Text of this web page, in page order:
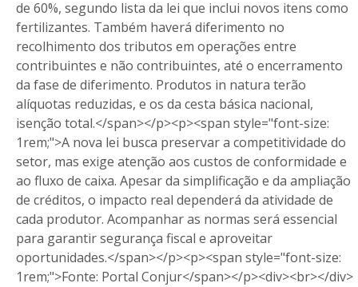
de 60%, segundo lista da lei que inclui novos itens como
fertilizantes. Também haverá diferimento no
recolhimento dos tributos em operações entre
contribuintes e não contribuintes, até o encerramento
da fase de diferimento. Produtos in natura terão
alíquotas reduzidas, e os da cesta básica nacional,
isenção total.</span></p><p><span style="font-size:
1rem;">A nova lei busca preservar a competitividade do
setor, mas exige atenção aos custos de conformidade e
ao fluxo de caixa. Apesar da simplificação e da ampliação
de créditos, o impacto real dependerá da atividade de
cada produtor. Acompanhar as normas será essencial
para garantir segurança fiscal e aproveitar
oportunidades.</span></p><p><span style="font-size:
1rem;">Fonte: Portal Conjur</span></p><div><br></div>